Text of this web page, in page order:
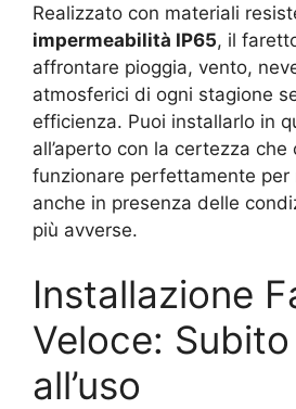
Realizzato con materiali
impermeabilità IP65, il
affrontare pioggia, vento,
atmosferici di ogni stagione
efficienza. Puoi installarlo in
all’aperto con la certezza che
funzionare perfettamente per
anche in presenza delle
più avverse.
Installazione
Veloce:
all’uso